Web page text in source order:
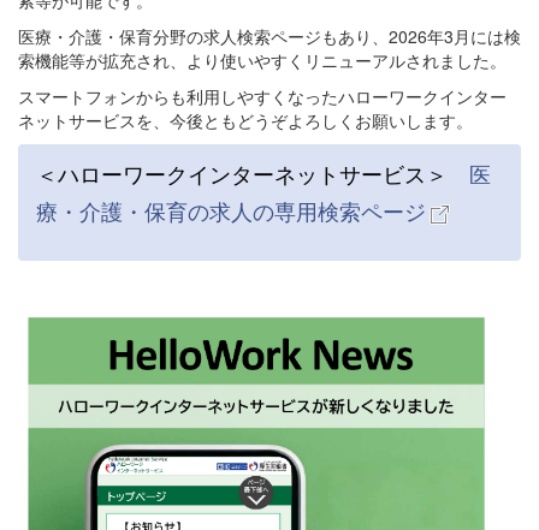
医療・介護・保育分野の求人検索ページもあり、2026年3月には検
索機能等が拡充され、より使いやすくリニューアルされました。
スマートフォンからも利用しやすくなったハローワークインター
ネットサービスを、今後ともどうぞよろしくお願いします。
＜ハローワークインターネットサービス＞ 医
療・介護・保育の求人の専用検索ページ